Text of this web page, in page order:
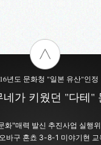
년도 문화청 "일본 유산"인정
네가 키웠던 "다테"
화"매력 발신 추진사업 실행
바구 혼쵸 3-8-1 미야기현